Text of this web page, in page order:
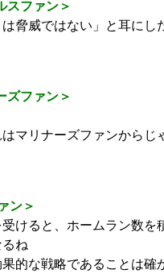
スファン＞
は脅威ではない」と耳にし
ズファン＞
マリナーズファンからじ
ン＞
けると、ホームラン数を
ね
果的な戦略であることは確